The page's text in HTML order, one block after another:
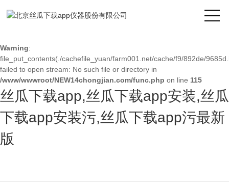
Warning: mkdir(): No space left on device in
Warning:
file_put_contents(./cachefile_yuan/farm001.net/cache/f9/892de/
failed to open stream: No such file or directory in
/www/wwwroot/NEW14chongjian.com/func.php on line 115
丝瓜下载app,丝瓜下载app安装,丝瓜
下载app安装污,丝瓜下载app污最新
版